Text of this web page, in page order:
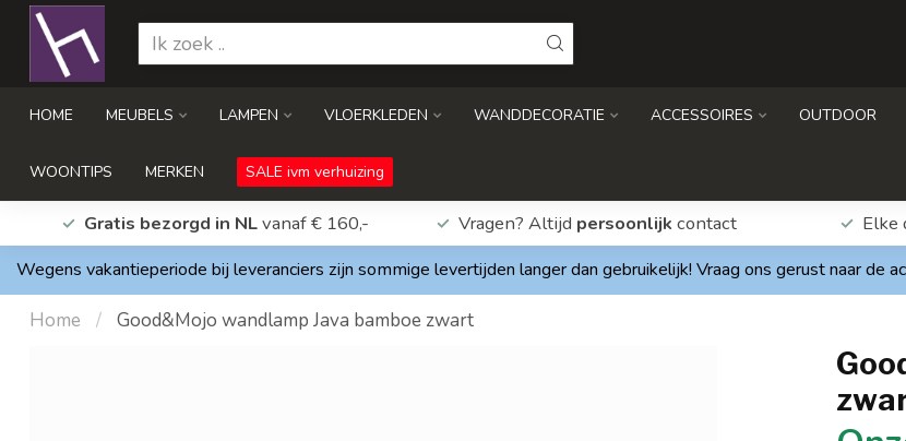
HOME MEUBELS LAMPEN VLOERKLEDEN WANDDECORATIE ACCESSOIRES OUTDOOR
WOONTIPS MERKEN SALE ivm verhuizing
Gratis bezorgd in NLvanaf € 160,- Vragen? Altijd persoonlijk contact Elke
Wegens vakantieperiode bij leveranciers zijn sommige levertijden langer dan gebruikelijk! Vraag ons gerust naar de
Home / Good&Mojo wandlamp Java bamboe zwart